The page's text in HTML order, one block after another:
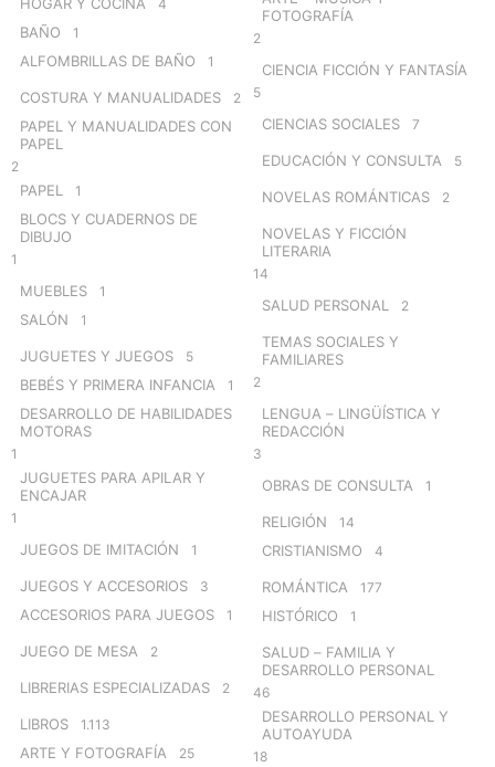
HOGAR Y COCINA 4
BAÑO 1
ALFOMBRILLAS DE BAÑO 1
COSTURA Y MANUALIDADES 2
PAPEL Y MANUALIDADES CON
PAPEL
2
PAPEL 1
BLOCS Y CUADERNOS DE
DIBUJO
1
MUEBLES 1
SALÓN 1
JUGUETES Y JUEGOS 5
BEBÉS Y PRIMERA INFANCIA 1
DESARROLLO DE HABILIDADES
MOTORAS
1
JUGUETES PARA APILAR Y
ENCAJAR
1
JUEGOS DE IMITACIÓN 1
JUEGOS Y ACCESORIOS 3
ACCESORIOS PARA JUEGOS 1
JUEGO DE MESA 2
LIBRERIAS ESPECIALIZADAS 2
LIBROS 1.113
ARTE Y FOTOGRAFÍA 25
FOTOGRAFÍA
2
CIENCIA FICCIÓN Y FANTASÍA
5
CIENCIAS SOCIALES 7
EDUCACIÓN Y CONSULTA 5
NOVELAS ROMÁNTICAS 2
NOVELAS Y FICCIÓN
LITERARIA
14
SALUD PERSONAL 2
TEMAS SOCIALES Y
FAMILIARES
2
LENGUA – LINGÜÍSTICA Y
REDACCIÓN
3
OBRAS DE CONSULTA 1
RELIGIÓN 14
CRISTIANISMO 4
ROMÁNTICA 177
HISTÓRICO 1
SALUD – FAMILIA Y
DESARROLLO PERSONAL
46
DESARROLLO PERSONAL Y
AUTOAYUDA
18